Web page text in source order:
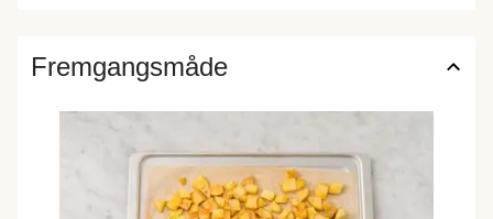
Fremgangsmåde